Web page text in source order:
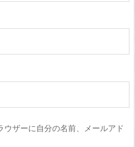
ザーに自分の名前、メールアド